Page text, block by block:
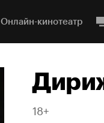
Онлайн-кинотеатр
18+